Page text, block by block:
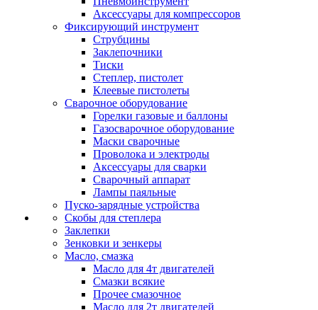
Аксессуары для компрессоров
Фиксирующий инструмент
Струбцины
Заклепочники
Тиски
Степлер, пистолет
Клеевые пистолеты
Сварочное оборудование
Горелки газовые и баллоны
Газосварочное оборудование
Маски сварочные
Проволока и электроды
Аксессуары для сварки
Сварочный аппарат
Лампы паяльные
Пуско-зарядные устройства
Скобы для степлера
Заклепки
Зенковки и зенкеры
Масло, смазка
Масло для 4т двигателей
Смазки всякие
Прочее смазочное
Масло для 2т двигателей